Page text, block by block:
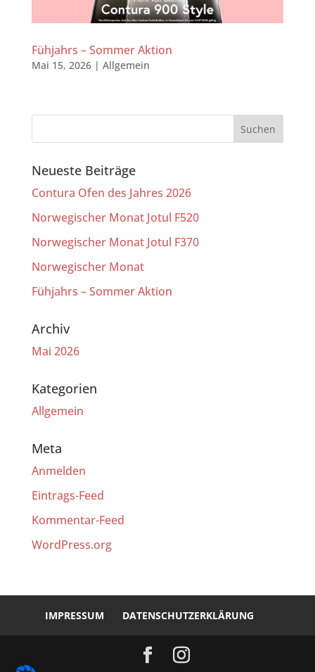
Fühjahrs – Sommer Aktion
Mai 15, 2026| Allgemein
Neueste Beiträge
Contura Ofen des Jahres 2026
Norwegischer Monat Jotul F520
Norwegischer Monat Jotul F370
Norwegischer Monat
Fühjahrs – Sommer Aktion
Archiv
Mai 2026
Kategorien
Allgemein
Meta
Anmelden
Eintrags-Feed
Kommentar-Feed
WordPress.org
IMPRESSUM DATENSCHUTZERKLÄRUNG